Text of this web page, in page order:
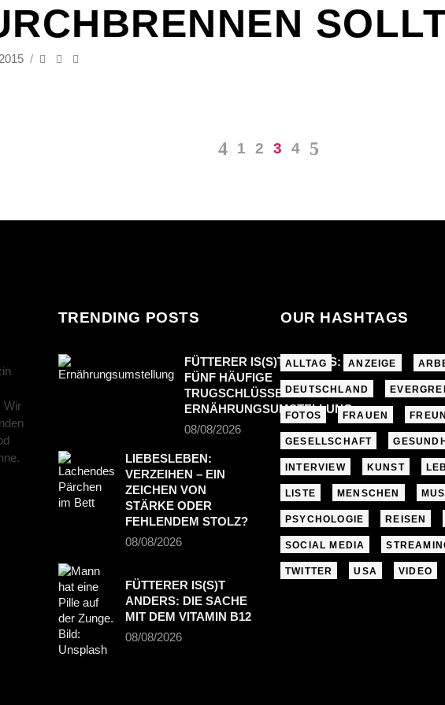
1 2 3 4
Wir
TRENDING POSTS
FÜTTERER IS(S)T ANDERS:
FÜNF HÄUFIGE
TRUGSCHLÜSSE BEI DER
ERNÄHRUNGSUMSTELLUNG
08/08/2026
LIEBESLEBEN:
VERZEIHEN – EIN
ZEICHEN VON
STÄRKE ODER
FEHLENDEM STOLZ?
08/08/2026
FÜTTERER IS(S)T
ANDERS: DIE SACHE
MIT DEM VITAMIN B12
08/08/2026
OUR HASHTAGS
ALLTAG ANZEIGE
DEUTSCHLAND
FOTOS FRAUEN
GESELLSCHAFT
INTERVIEW KUNST
LISTE MENSCHEN
PSYCHOLOGIE REISEN
SOCIAL MEDIA
TWITTER USA VIDEO